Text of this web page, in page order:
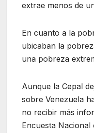
extrae menos de
En cuanto a la
ubicaban la
una pobreza
Aunque la Cepal
sobre Venezuela
no recibir más
Encuesta Nacional